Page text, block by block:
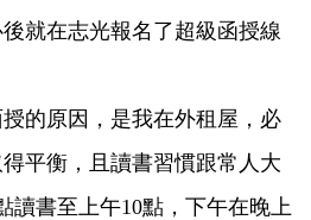
就在志光報名了超級函授線
原因，是我在外租屋，必
平衡，且讀書習慣跟常人大
讀書至上午10點，下午在晚上